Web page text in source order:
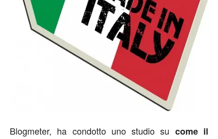
Blogmeter, ha condotto uno studio su come il